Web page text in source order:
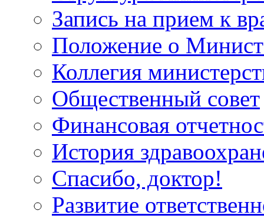
Запись на прием к
Положение о
Коллегия
Общественный совет
Финансовая
История
Спасибо, доктор!
Развитие